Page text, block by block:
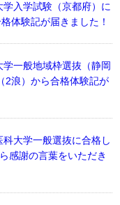
学入学試験（京都府）に
体験記が届きました！
学一般地域枠選抜（静岡
2浪）から合格体験記が
科大学一般選抜に合格し
感謝の言葉をいただき